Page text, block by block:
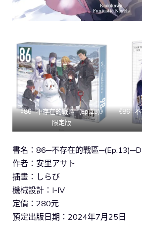
《86─不存在的戰區─(Ep.13)》
限定版
《86─不
書名：86─不存在的戰區
作者：安里アサト
插畫：しらび
機械設計：I-IV
定價：280元
預定出版日期：2024年7月25日